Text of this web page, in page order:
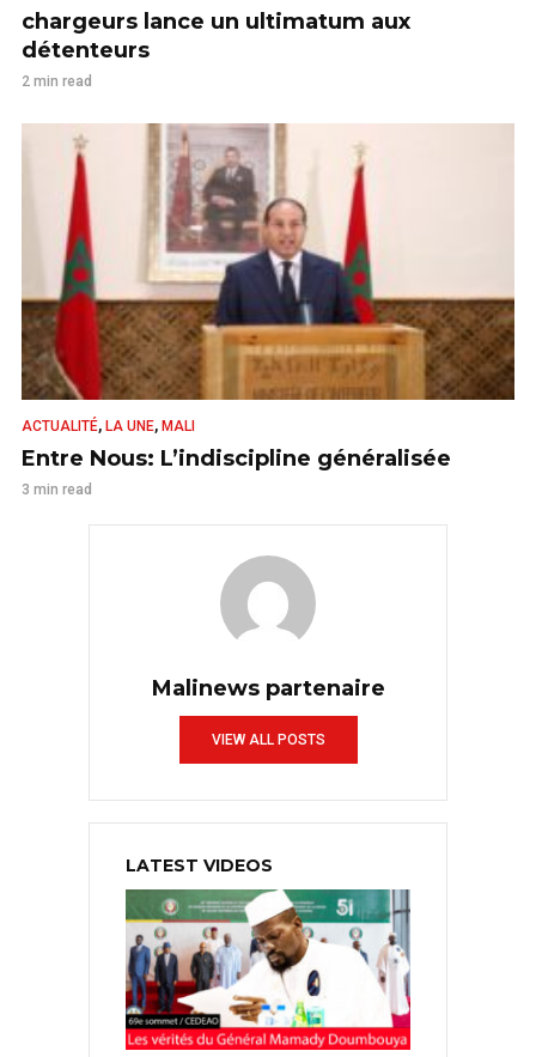
chargeurs lance un ultimatum aux
détenteurs
2 min read
ACTUALITÉ, LA UNE, MALI
Entre Nous: L’indiscipline généralisée
3 min read
Malinews partenaire
VIEW ALL POSTS
LATEST VIDEOS